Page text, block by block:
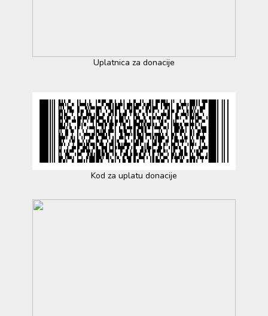
Uplatnica za donacije
Kod za uplatu donacije